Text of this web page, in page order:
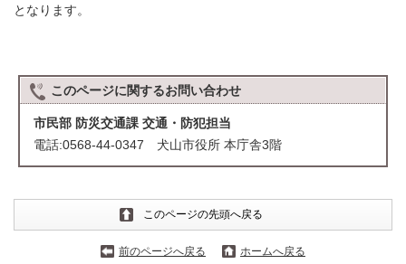
となります。
このページに関するお問い合わせ
市民部 防災交通課 交通・防犯担当
電話:0568-44-0347 犬山市役所 本庁舎3階
このページの先頭へ戻る
前のページへ戻る ホームへ戻る